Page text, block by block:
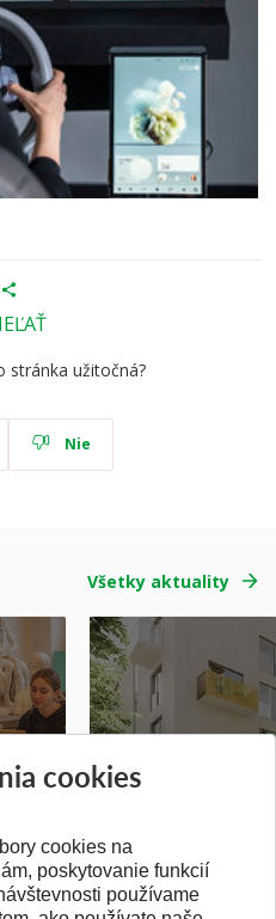
stránka užitočná?
Nie
Všetky aktuality
Pridané 03.07.2026
cookies
cookies na
poskytovanie funkcií
používame